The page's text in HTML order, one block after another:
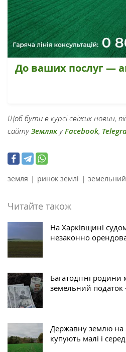
До ваших послуг —
Щоб бути в курсі свіжих новин,
сайтуЗемлякуFacebook,
земля | ринок землі | земельний
Читайте також
На Харківщині
незаконно
Багатодітні
земельний
Державну землю на
купують малі і